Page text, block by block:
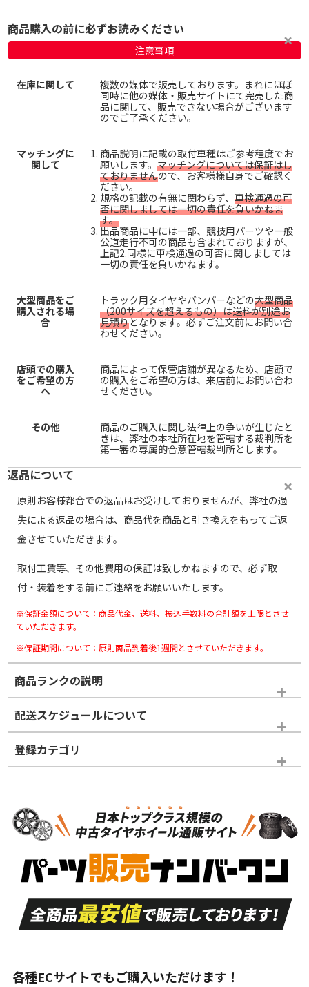
商品購入の前に必ずお読みください
注意事項
在庫に関して
複数の媒体で販売しております。まれにほぼ
同時に他の媒体・販売サイトにて完売した商
品に関して、販売できない場合がございます
のでご了承ください。
マッチングに
関して
商品説明に記載の取付車種はご参考程度でお
願いします。 マッチングについては保証はし
ておりませんので、お客様様自身でご確認く
ださい。
規格の記載の有無に関わらず、 車検通過の可
否に関しましては一切の責任を負いかねま
す。
出品商品に中には一部、競技用パーツや一般
公道走行不可の商品も含まれておりますが、
上記2.同様に車検通過の可否に関しましては
一切の責任を負いかねます。
大型商品をご
購入される場
合
トラック用タイヤやバンパーなどの大型商品
（200サイズを超えるもの）は送料が別途お
見積りとなります。必ずご注文前にお問い合
わせください。
店頭での購入
をご希望の方
へ
商品によって保管店舗が異なるため、店頭で
の購入をご希望の方は、来店前にお問い合わ
せください。
その他
商品のご購入に関し法律上の争いが生じたと
きは、弊社の本社所在地を管轄する裁判所を
第一審の専属的合意管轄裁判所とします。
返品について
原則お客様都合での返品はお受けしておりませんが、弊社の過
失による返品の場合は、商品代を商品と引き換えをもってご返
金させていただきます。
取付工賃等、その他費用の保証は致しかねますので、必ず取
付・装着をする前にご連絡をお願いいたします。
※保証金額について：商品代金、送料、振込手数料の合計額を上限とさせ
ていただきます。
※保証期間について：原則商品到着後1週間とさせていただきます。
商品ランクの説明
※商品ランクは出品者の主観により判断しておりますので、あら
かじめご了承ください。
ホイールランク
S
品）
S
新車外し品（新古
付き
A
走行距離も少なく、
目立つ傷もほとんど
ない中古品
A
走行距離も少なく、
非常に状態の良い中
古品
な中古品
んどない中古品
配送スケジュールについて
登録カテゴリ
スタッドレスタイヤホイールセット
各種ECサイトでもご購入いただけます！